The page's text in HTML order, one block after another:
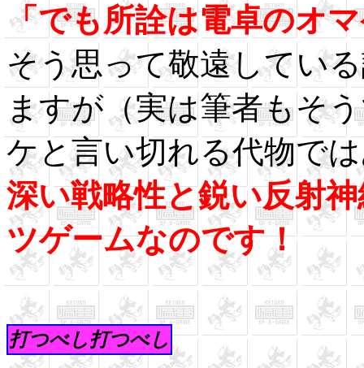
「でも所詮は電卓のオ
そう思って敬遠してい
ますが（実は筆者もそ
ケと言い切れる代物で
深い戦略性と鋭い反射
ツゲームなのです！
打つべし打つべし